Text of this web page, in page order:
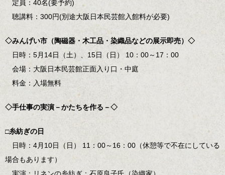
定員：40名(要予約)
聴講料：300円(別途大阪日本民芸館入館料が必要)
◇みんげい市（陶磁器・木工品・染織品などの展示即売）◇
日時：5月14日（土）、15日（日） 10：00～17：00
会場：大阪日本民芸館正面入り口・中庭
料金：入場無料
◇手仕事の実演－かたちを作る－◇
□糸紡ぎの日
日時：4月10日（日） 11：00～16：00（休憩等で不在にしている
場合もあります）